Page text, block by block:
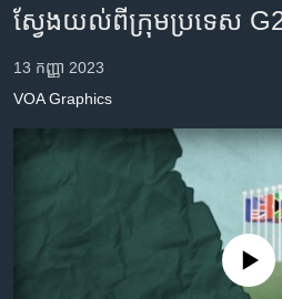
ចូល​
ទំព័រ​
ព័ត៌មាន​​
ចិន
ហេឡូវីអូអេ
ព្រឹត្តិការណ៍ព័ត៌មាន
វិទ្យុ / ផតខាសថ៍
ស្វែង​យល់​ពី​ក្រុម​ប្រទេស​
13 កញ្ញា 2023
VOA Graphics
No media source